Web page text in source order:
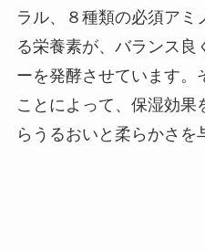
ラル、８種類の必須アミ
る栄養素が、バランス良
ーを発酵させています。
ことによって、保湿効果
らうるおいと柔らかさを